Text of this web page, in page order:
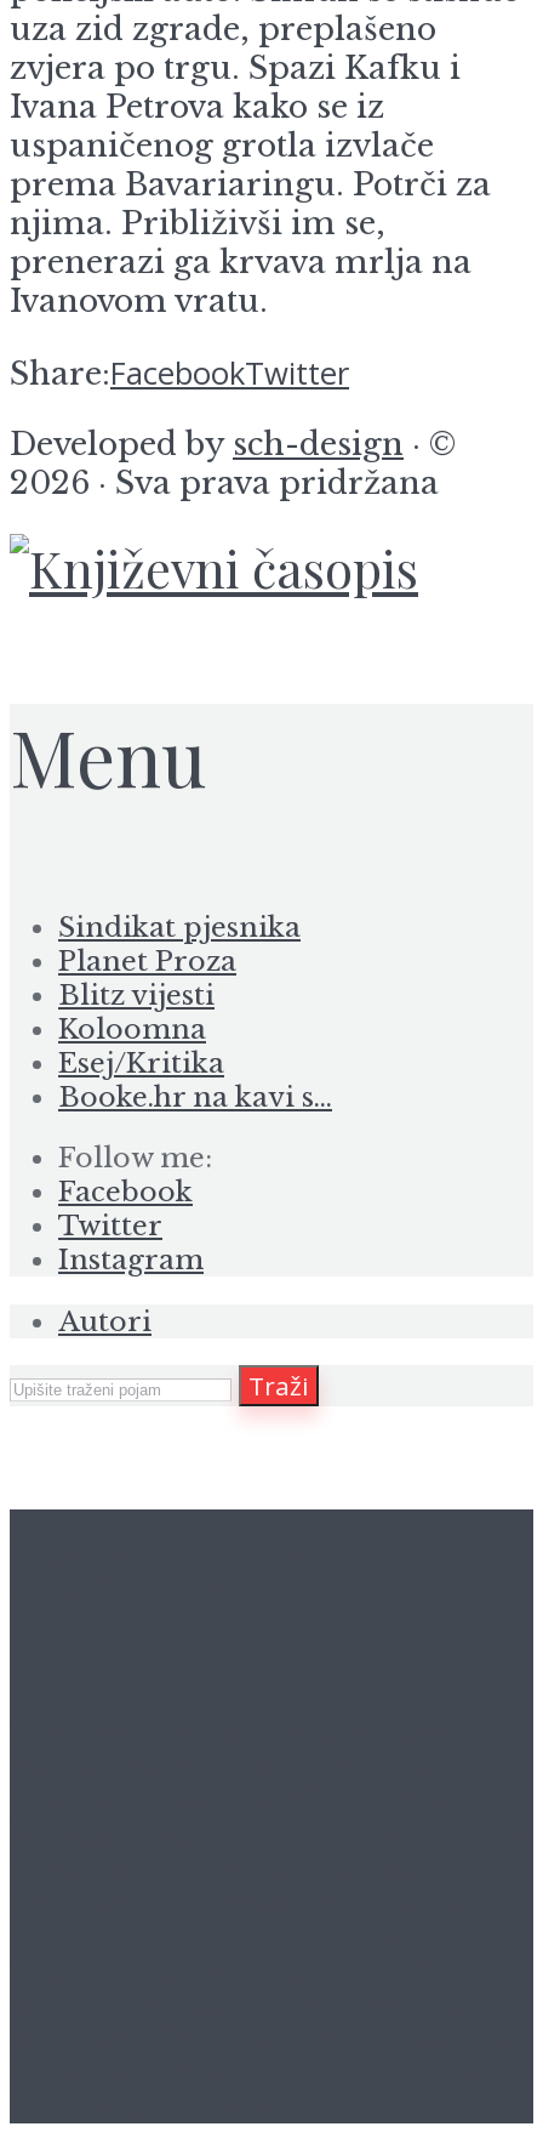
uza zid zgrade, preplašeno
zvjera po trgu. Spazi Kafku i
Ivana Petrova kako se iz
uspaničenog grotla izvlače
prema Bavariaringu. Potrči za
njima. Približivši im se,
prenerazi ga krvava mrlja na
Ivanovom vratu.
Share:FacebookTwitter
Developed by sch-design · ©
2026 · Sva prava pridržana
Menu
Sindikat pjesnika
Planet Proza
Blitz vijesti
Koloomna
Esej/Kritika
Booke.hr na kavi s…
Follow me:
Facebook
Twitter
Instagram
Autori
Traži